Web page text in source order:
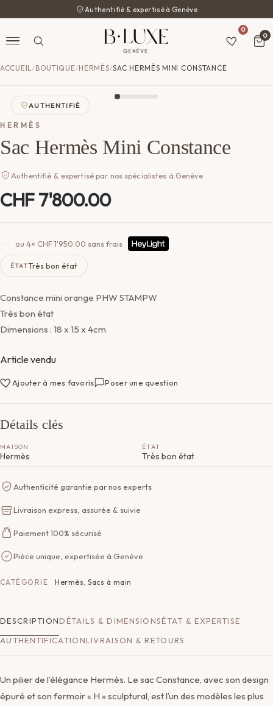
Authentifié & expertisé à Genève
0
0
ACCUEIL/ BOUTIQUE/HERMÈS/SAC HERMÈS MINI CONSTANCE
AUTHENTIFIÉ
HERMÈS
Sac Hermès Mini Constance
Authentifié & expertisé par nos spécialistes à Genève
CHF7'800.00
ou 4× CHF1'950.00 sans frais
ÉTATTrès bon état
Constance mini orange PHW STAMPW
Très bon état
Dimensions : 18 x 15 x 4cm
Article vendu
Ajouter à mes favoris Poser une question
Détails clés
MAISON
Hermès
ÉTAT
Très bon état
Authenticité garantie par nos experts
Livraison express, assurée & suivie
Paiement 100% sécurisé
Pièce unique, expertisée à Genève
CATÉGORIE Hermès,Sacs à main
DESCRIPTIONDÉTAILS & DIMENSIONSÉTAT & EXPERTISE
AUTHENTIFICATIONLIVRAISON & RETOURS
Un pilier de l’élégance Hermès. Le sac Constance, avec son design
épuré et son fermoir « H » sculptural, est l’un des modèles les plus